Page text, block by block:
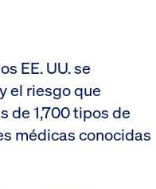
EE. UU. se
el riesgo que
de 1,700 tipos de
médicas conocidas